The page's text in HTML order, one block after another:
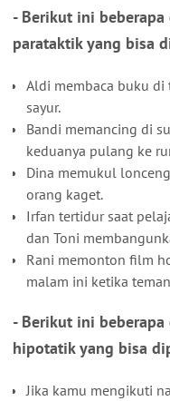
- Berikut ini
parataktik yang bisa
Aldi membaca buku di
sayur.
Bandi memancing di
keduanya pulang ke
Dina memukul
orang kaget.
Irfan tertidur saat
dan Toni
Rani memonton film
malam ini ketika
- Berikut ini
hipotatik yang bisa
Jika kamu mengikuti